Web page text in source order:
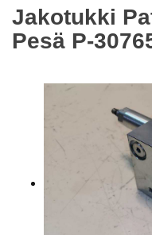
ETUSIVU
VIIMEKSI LISÄTYT
Jakotukki
Pesä P-